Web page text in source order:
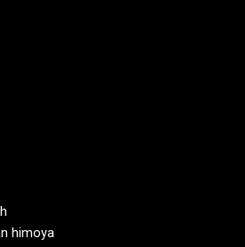
himoya